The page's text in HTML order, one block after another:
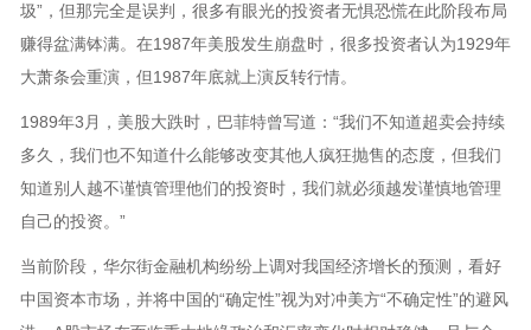
圾”，但那完全是误判，很多有眼光的投资者无惧恐慌在此阶段布局
赚得盆满钵满。在1987年美股发生崩盘时，很多投资者认为1929年
大萧条会重演，但1987年底就上演反转行情。
1989年3月，美股大跌时，巴菲特曾写道：“我们不知道超卖会持续
多久，我们也不知道什么能够改变其他人疯狂抛售的态度，但我们
知道别人越不谨慎管理他们的投资时，我们就必须越发谨慎地管理
自己的投资。”
当前阶段，华尔街金融机构纷纷上调对我国经济增长的预测，看好
中国资本市场，并将中国的“确定性”视为对冲美方“不确定性”的避风